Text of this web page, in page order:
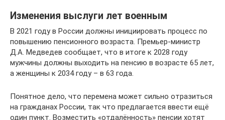
Изменения выслуги лет военным
В 2021 году в России должны инициировать процесс по
повышению пенсионного возраста. Премьер-министр
Д.А. Медведев сообщает, что в итоге к 2028 году
мужчины должны выходить на пенсию в возрасте 65 лет,
а женщины к 2034 году – в 63 года.
Понятное дело, что перемена может сильно отразиться
на гражданах России, так что предлагается ввести ещё
один пункт. Возместить «отдалённость» пенсии хотят